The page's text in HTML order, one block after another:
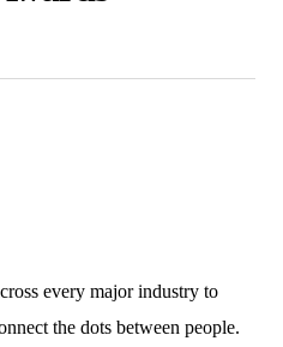
every major industry to
the dots between people.